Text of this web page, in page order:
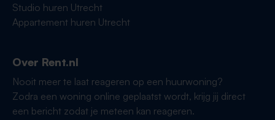
Studio huren Utrecht
Appartement huren Utrecht
Over Rent.nl
Nooit meer te laat reageren op een huurwoning?
Zodra een woning online geplaatst wordt, krijg jij direct
een bericht zodat je meteen kan reageren.